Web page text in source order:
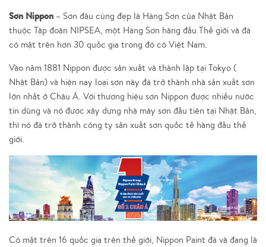
Sơn Nippon – Sơn đâu cũng đẹp là Hãng Sơn của Nhật Bản
thuộc Tập đoàn NIPSEA, một Hãng Sơn hàng đầu Thế giới và đã
có mặt trên hơn 30 quốc gia trong đó có Việt Nam.
Vào năm 1881 Nippon được sản xuất và thành lập tại Tokyo (
Nhật Bản) và hiện nay loại sơn này đã trở thành nhà sản xuất sơn
lớn nhất ở Châu Á. Với thương hiệu sơn Nippon được nhiều nước
tin dùng và nó được xây dựng nhà máy sơn đầu tiên tại Nhật Bản,
thì nó đã trở thành công ty sản xuất sơn quốc tế hàng đầu thế
giới.
Có mặt trên 16 quốc gia trên thế giới, Nippon Paint đã và đang là